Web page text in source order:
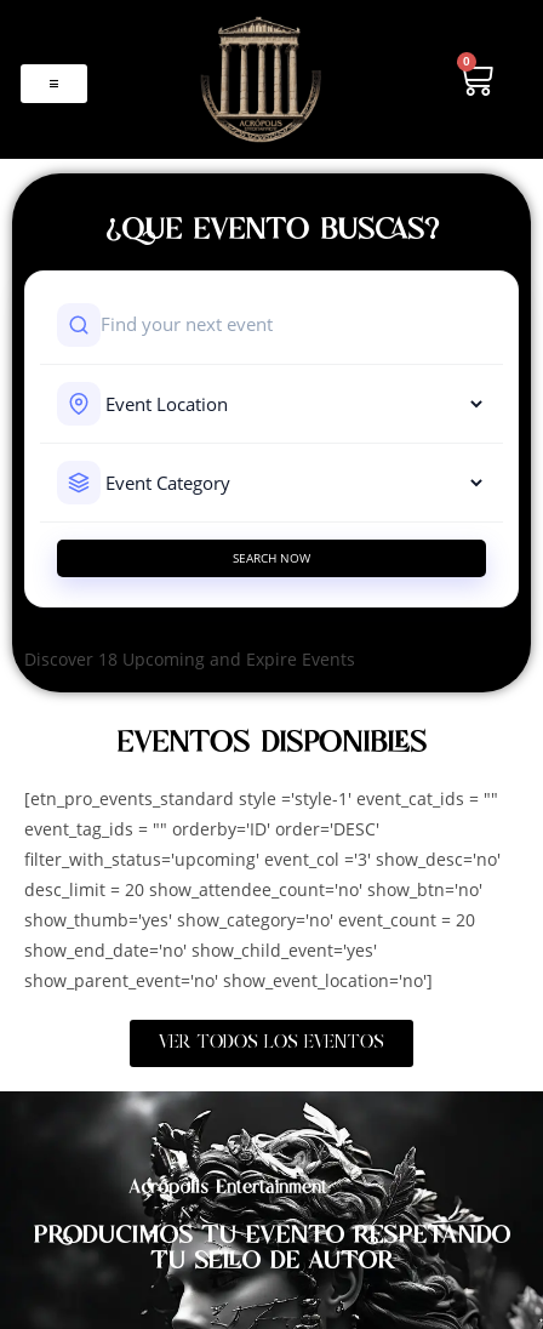
0
¿QUE EVENTO BUSCAS?
SEARCH NOW
Discover 18 Upcoming and Expire Events
EVENTOS DISPONIBLES
[etn_pro_events_standard style ='style-1' event_cat_ids = ""
event_tag_ids = "" orderby='ID' order='DESC'
filter_with_status='upcoming' event_col ='3' show_desc='no'
desc_limit = 20 show_attendee_count='no' show_btn='no'
show_thumb='yes' show_category='no' event_count = 20
show_end_date='no' show_child_event='yes'
show_parent_event='no' show_event_location='no']
VER TODOS LOS EVENTOS
Acrópolis Entertainment
PRODUCIMOS TU EVENTO RESPETANDO
TU SELLO DE AUTOR